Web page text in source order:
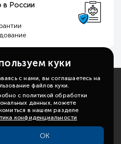
в России
Дону
д. 11
99-19
куки
с нами, вы соглашаетесь на
файлов куки.
с политикой обработки
данных, можете
в нашем разделе
конфиденциальности
ОК